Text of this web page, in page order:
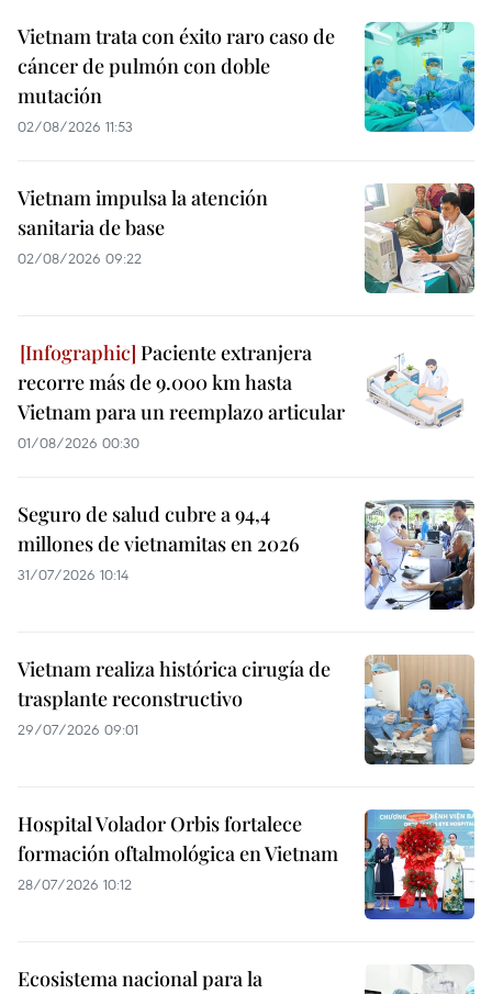
Vietnam trata con éxito raro caso de
cáncer de pulmón con doble
mutación
02/08/2026 11:53
Vietnam impulsa la atención
sanitaria de base
02/08/2026 09:22
Paciente extranjera
recorre más de 9.000 km hasta
Vietnam para un reemplazo articular
01/08/2026 00:30
Seguro de salud cubre a 94,4
millones de vietnamitas en 2026
31/07/2026 10:14
Vietnam realiza histórica cirugía de
trasplante reconstructivo
29/07/2026 09:01
Hospital Volador Orbis fortalece
formación oftalmológica en Vietnam
28/07/2026 10:12
Ecosistema nacional para la